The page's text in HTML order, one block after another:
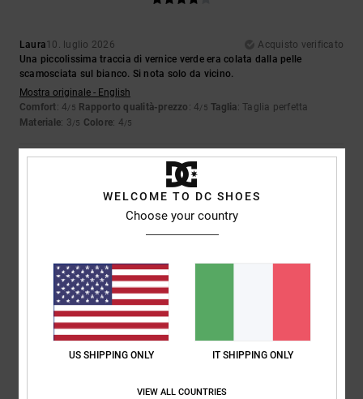
Laura10. luglio 2026
Acquisto verificato
Una piccolissima traccia di vernice verde era colata dalla pelle
scamosciata sul bianco. Si nota solo da vicino.
Mostra originale - English
Comfort: 4/5 Rapporto qualità-prezzo : 4/5 Taglia: Taglia perfetta
Materiale: 3/5 Colore: 4/5
5/5
Belle scarpe
Mostra originale - Dutch
Comfort: 4/5 Rapporto qualità-prezzo
Materiale: 5/5 Colore: 5/5
Consiglio questo prodotto
WELCOME TO DC SHOES
Choose your country
US SHIPPING ONLY IT SHIPPING ONLY
VIEW ALL COUNTRIES